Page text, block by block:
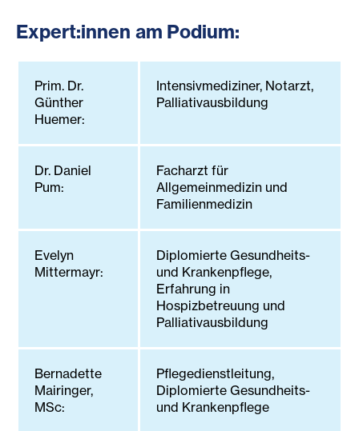
Expert:innen am Podium:
Prim. Dr.
Günther
Huemer:
Intensivmediziner, Notarzt,
Palliativausbildung
Dr. Daniel
Pum:
Facharzt für
Allgemeinmedizin und
Familienmedizin
Evelyn
Mittermayr:
Diplomierte Gesundheits-
und Krankenpflege,
Erfahrung in
Hospizbetreuung und
Palliativausbildung
Bernadette
Mairinger,
MSc:
Pflegedienstleitung,
Diplomierte Gesundheits-
und Krankenpflege